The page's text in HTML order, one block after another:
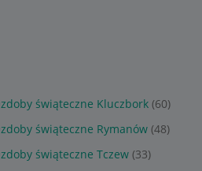
świąteczne Kluczbork (60)
świąteczne Rymanów (48)
świąteczne Tczew (33)